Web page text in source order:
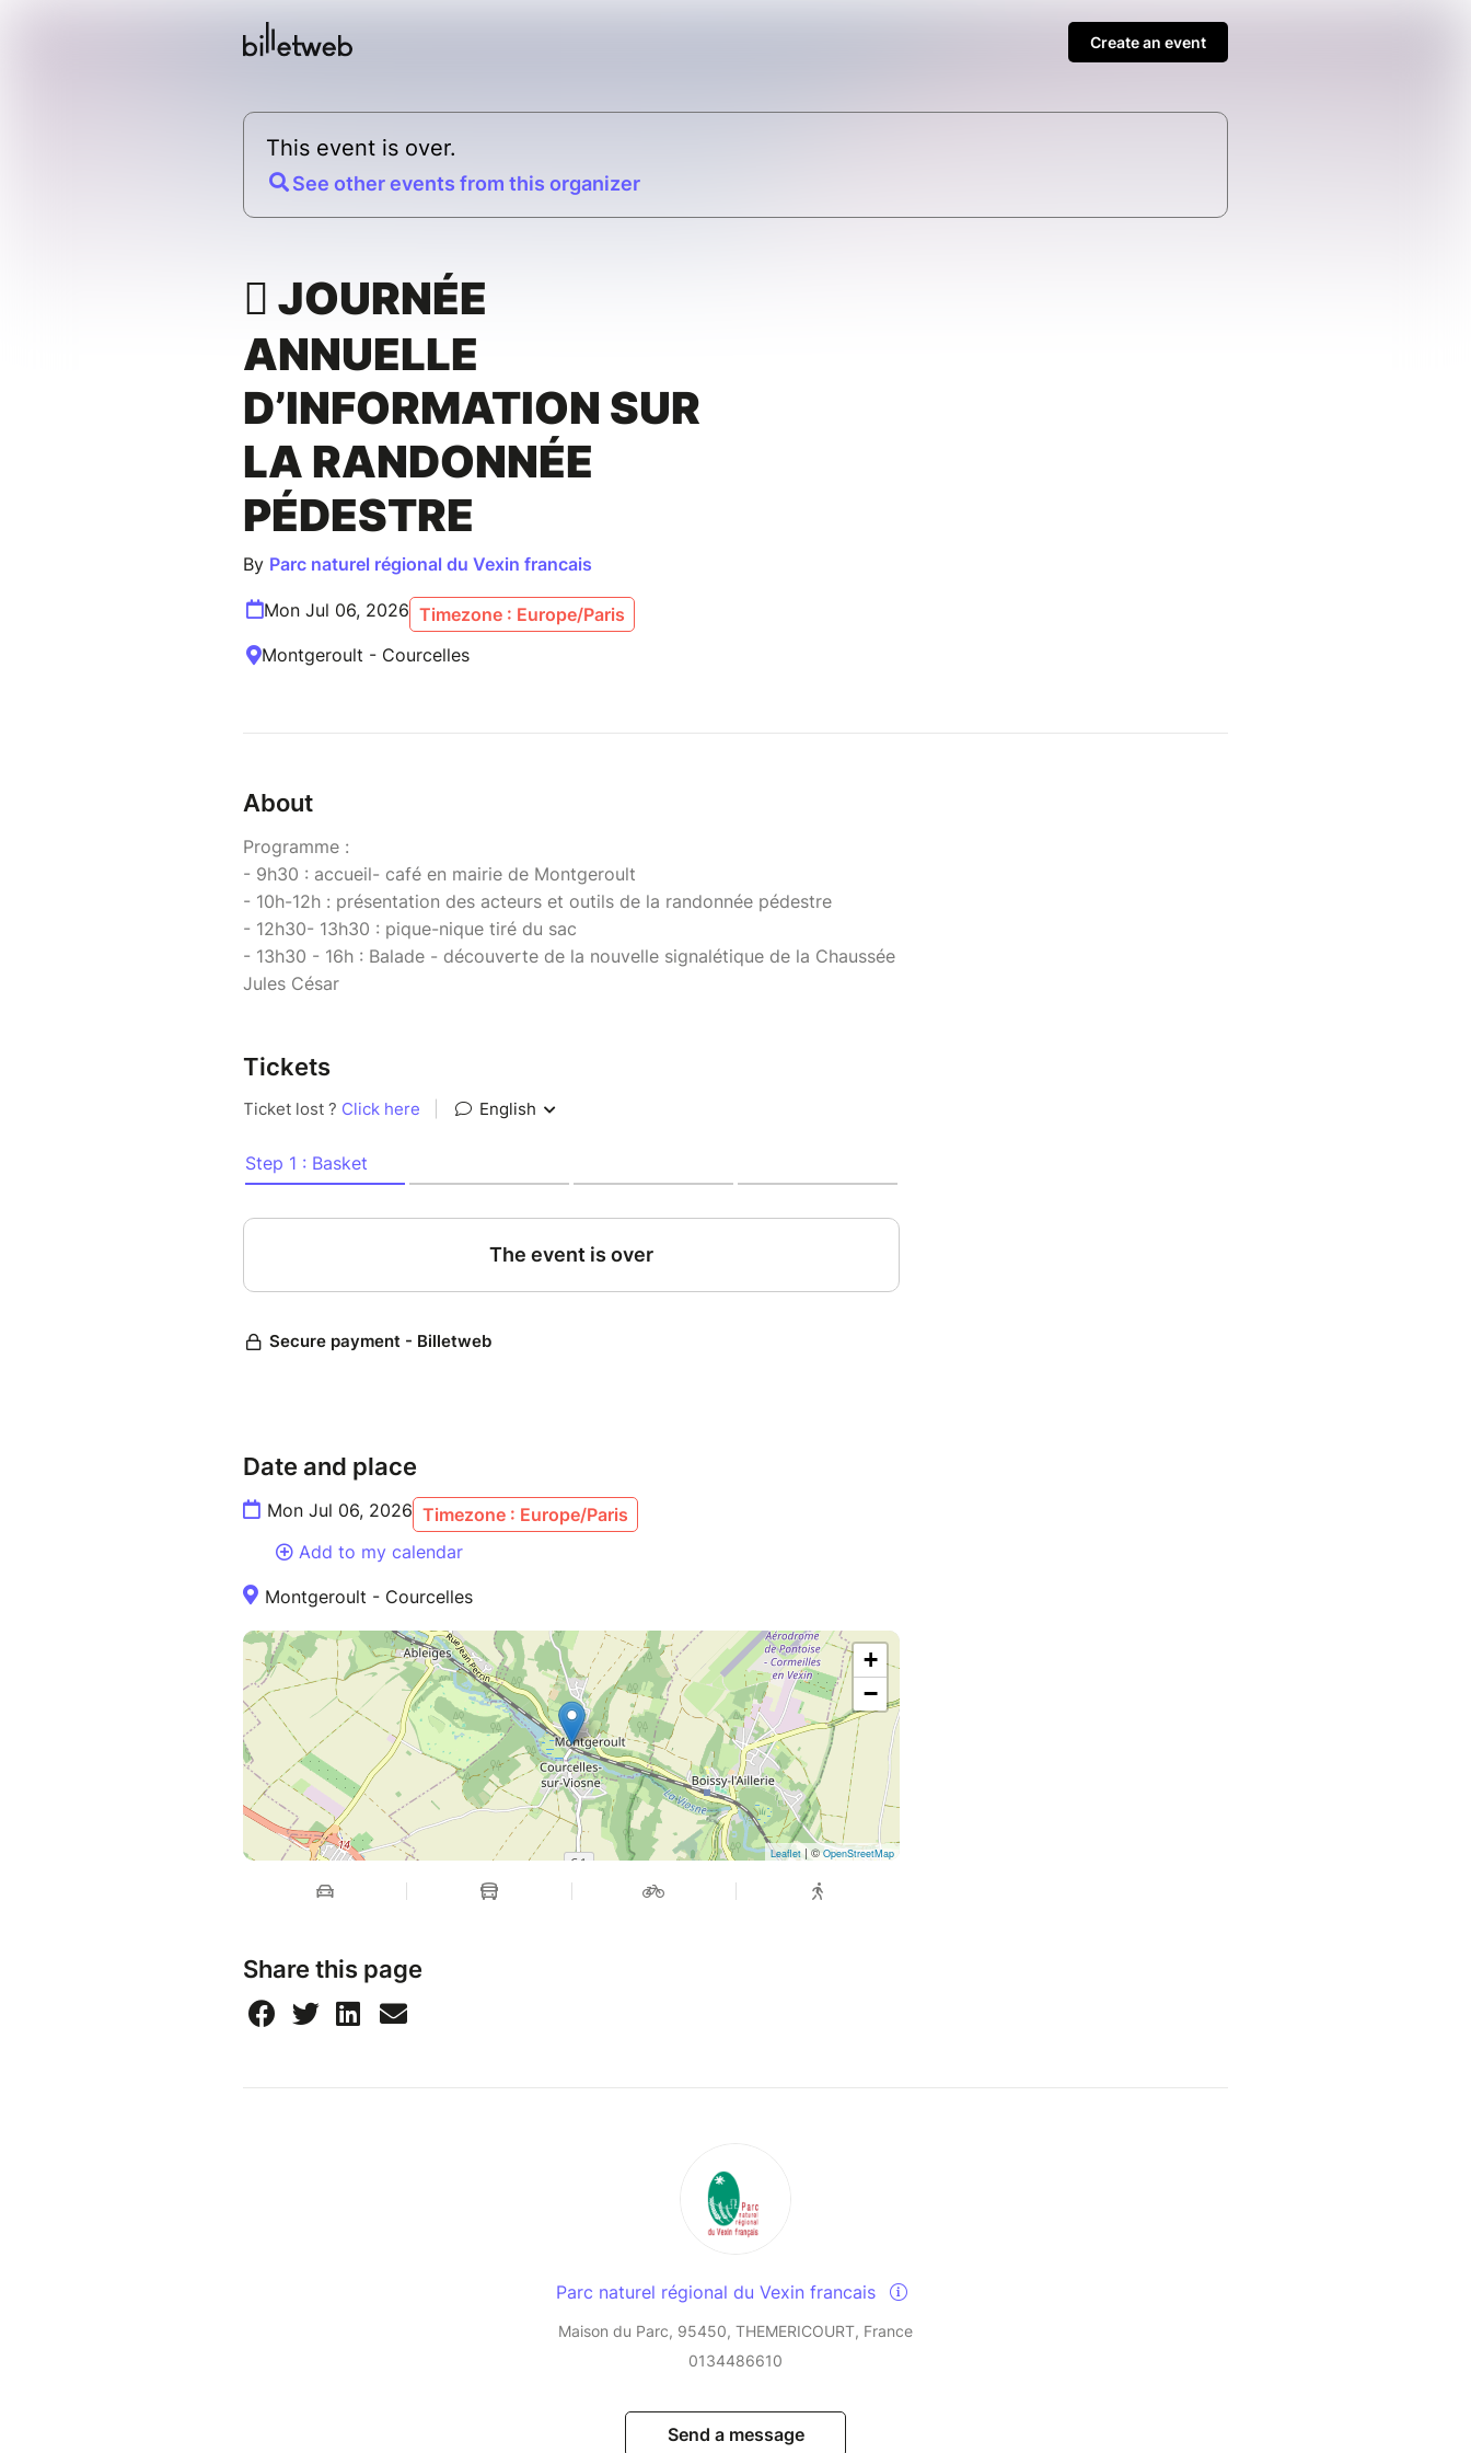
Create an event
This event is over.
See other events from this organizer
 JOURNÉE
ANNUELLE
D’INFORMATION SUR
LA RANDONNÉE
PÉDESTRE
By Parc naturel régional du Vexin francais
Mon Jul 06, 2026 Timezone : Europe/Paris
Montgeroult - Courcelles
About
Programme :
- 9h30 : accueil- café en mairie de Montgeroult
- 10h-12h : présentation des acteurs et outils de la randonnée pédestre
- 12h30- 13h30 : pique-nique tiré du sac
- 13h30 - 16h : Balade - découverte de la nouvelle signalétique de la Chaussée
Jules César
Tickets
Date and place
Mon Jul 06, 2026 Timezone : Europe/Paris
Add to my calendar
Montgeroult - Courcelles
+
−
Leaflet | © OpenStreetMap
Share this page
Parc naturel régional du Vexin francais
Maison du Parc, 95450, THEMERICOURT, France
0134486610
Send a message